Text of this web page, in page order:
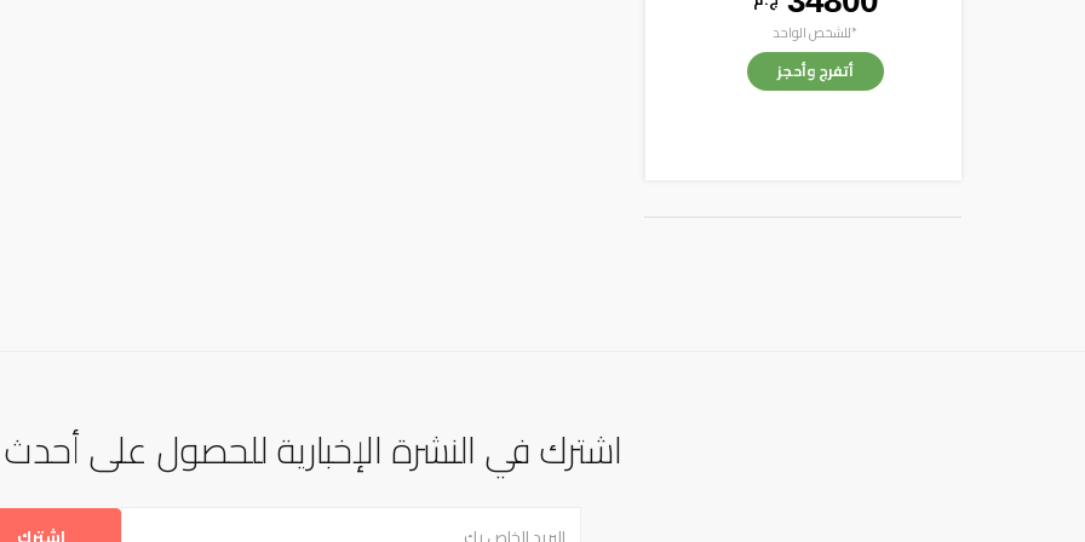
*للشخص الواحد
أتفرج وأحجز
اشترك في النشرة الإخبارية للحصول على أحدث